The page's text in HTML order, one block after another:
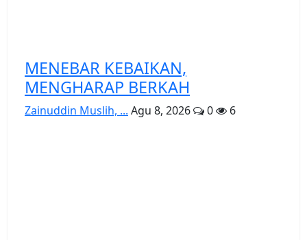
MENEBAR KEBAIKAN,
MENGHARAP BERKAH
Zainuddin Muslih, ... Agu 8, 2026 0 6